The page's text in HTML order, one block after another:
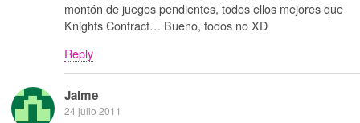
montón de juegos pendientes, todos ellos mejores que
Knights Contract… Bueno, todos no XD
Reply
Jaime
24 julio 2011